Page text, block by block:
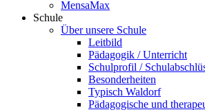
MensaMax
Schule
Über unsere Schule
Leitbild
Pädagogik / Unterricht
Schulprofil /
Besonderheiten
Typisch Waldorf
Pädagogische und